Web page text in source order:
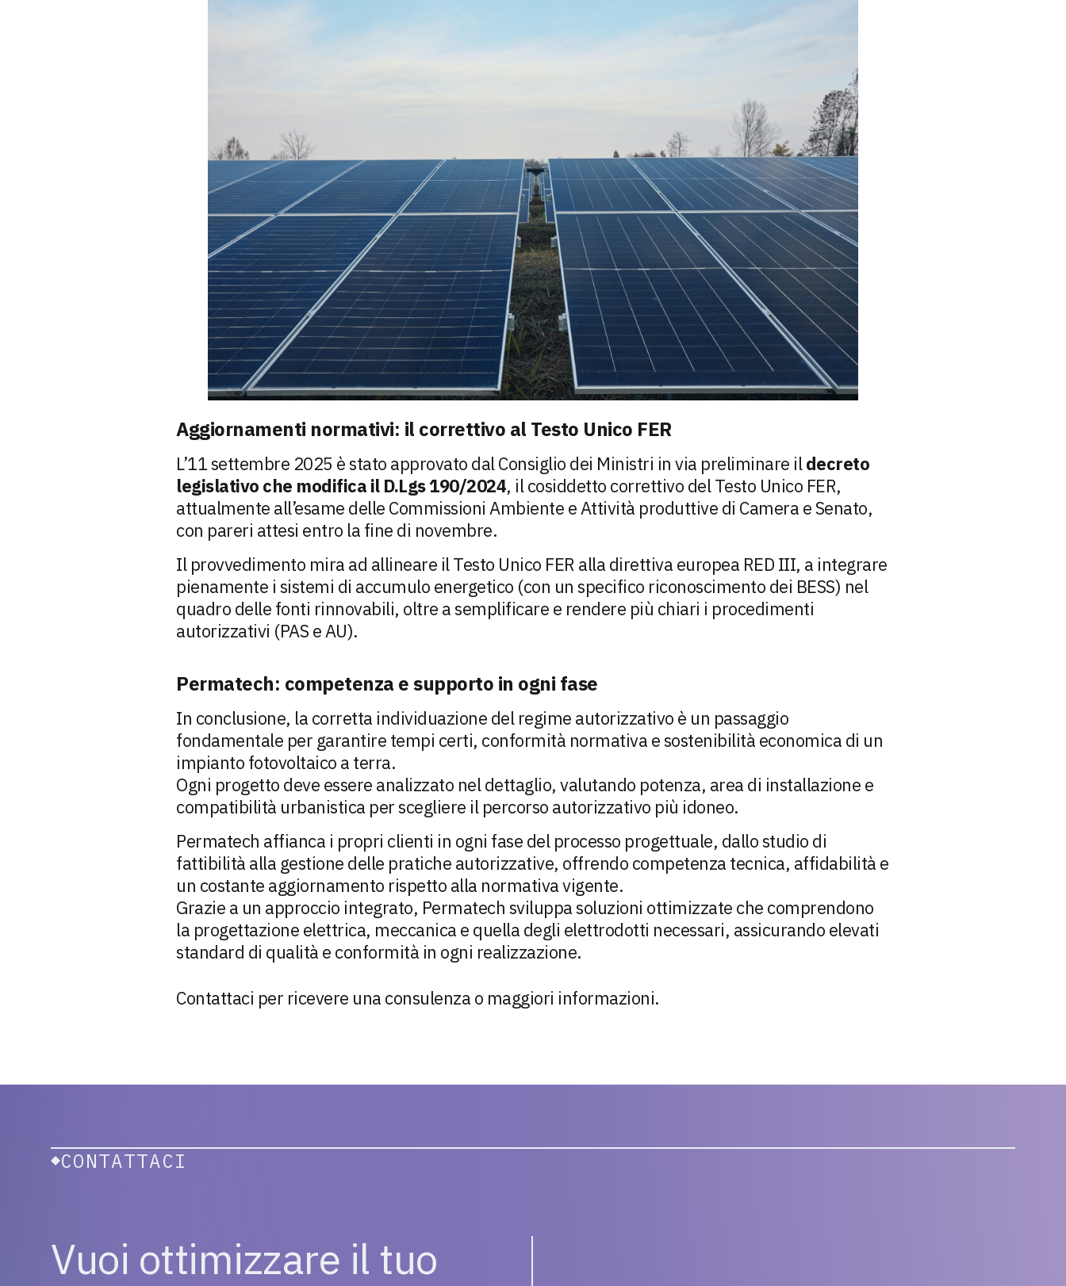
Aggiornamenti normativi: il correttivo al Testo Unico FER
L’11 settembre 2025 è stato approvato dal Consiglio dei Ministri in via preliminare ildecreto
legislativo che modifica il D.Lgs 190/2024, il cosiddetto correttivo del Testo Unico FER,
attualmente all’esame delle Commissioni Ambiente e Attività produttive di Camera e Senato,
con pareri attesi entro la fine di novembre.
Il provvedimento mira ad allineare il Testo Unico FER alla direttiva europea RED III, a integrare
pienamente i sistemi di accumulo energetico (con un specifico riconoscimento dei BESS) nel
quadro delle fonti rinnovabili, oltre a semplificare e rendere più chiari i procedimenti
autorizzativi (PAS e AU).
Permatech: competenza e supporto in ogni fase
In conclusione, la corretta individuazione del regime autorizzativo è un passaggio
fondamentale per garantire tempi certi, conformità normativa e sostenibilità economica di un
impianto fotovoltaico a terra.
Ogni progetto deve essere analizzato nel dettaglio, valutando potenza, area di installazione e
compatibilità urbanistica per scegliere il percorso autorizzativo più idoneo.
Permatech affianca i propri clienti in ogni fase del processo progettuale, dallo studio di
fattibilità alla gestione delle pratiche autorizzative, offrendo competenza tecnica, affidabilità e
un costante aggiornamento rispetto alla normativa vigente.
Grazie a un approccio integrato, Permatech sviluppa soluzioni ottimizzate che comprendono
la progettazione elettrica, meccanica e quella degli elettrodotti necessari, assicurando elevati
standard di qualità e conformità in ogni realizzazione.
Contattaci per ricevere una consulenza o maggiori informazioni.
CONTATTACI
Vuoi ottimizzare il tuo